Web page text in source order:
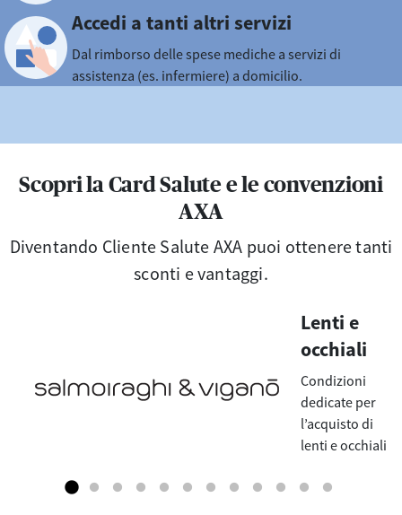
Accedi a tanti altri servizi
Dal rimborso delle spese mediche a servizi di
assistenza (es. infermiere) a domicilio.
Scopri la Card Salute e le convenzioni
AXA
Diventando Cliente Salute AXA puoi ottenere tanti
sconti e vantaggi.
Lenti e
occhiali
Condizioni
dedicate per
l’acquisto di
lenti e occhiali